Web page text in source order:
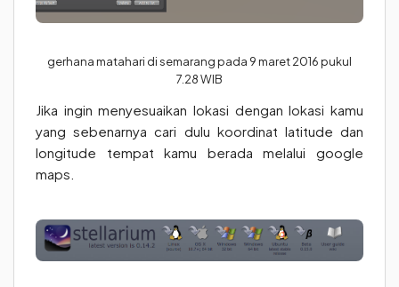
gerhana matahari di semarang pada 9 maret 2016 pukul
7.28 WIB
Jika ingin menyesuaikan lokasi dengan lokasi kamu
yang sebenarnya cari dulu koordinat latitude dan
longitude tempat kamu berada melalui google
maps.